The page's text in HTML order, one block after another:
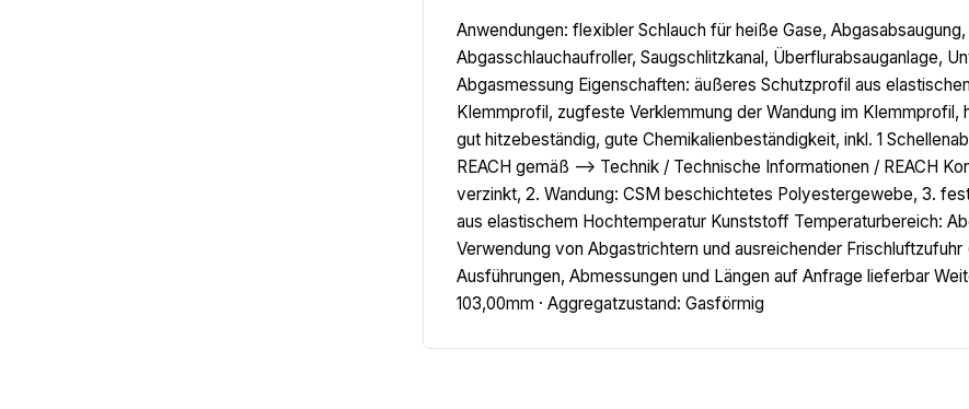
Anwendungen: flexibler Schlauch für heiße Gase,
Abgasschlauchaufroller, Saugschlitzkanal, Überflurabsauganlage,
Abgasmessung Eigenschaften: äußeres Schutzprofil aus
Klemmprofil, zugfeste Verklemmung der Wandung im
gut hitzebeständig, gute Chemikalienbeständigkeit, inkl. 1
REACH gemäß --> Technik / Technische Informationen / REACH
verzinkt, 2. Wandung: CSM beschichtetes Polyestergewebe, 3.
aus elastischem Hochtemperatur Kunststoff Temperaturbereich:
Verwendung von Abgastrichtern und ausreichender
Ausführungen, Abmessungen und Längen auf Anfrage lieferbar
103,00mm · Aggregatzustand: Gasförmig